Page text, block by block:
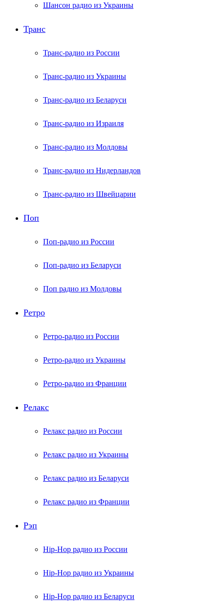
Шансон радио из Украины
Транс
Транс-радио из России
Транс-радио из Украины
Транс-радио из Беларуси
Транс-радио из Израиля
Транс-радио из Молдовы
Транс-радио из Нидерландов
Транс-радио из Швейцарии
Поп
Поп-радио из России
Поп-радио из Беларуси
Поп радио из Молдовы
Ретро
Ретро-радио из России
Ретро-радио из Украины
Ретро-радио из Франции
Релакс
Релакс радио из России
Релакс радио из Украины
Релакс радио из Беларуси
Релакс радио из Франции
Рэп
Hip-Hop радио из России
Hip-Hop радио из Украины
Hip-Hop радио из Беларуси